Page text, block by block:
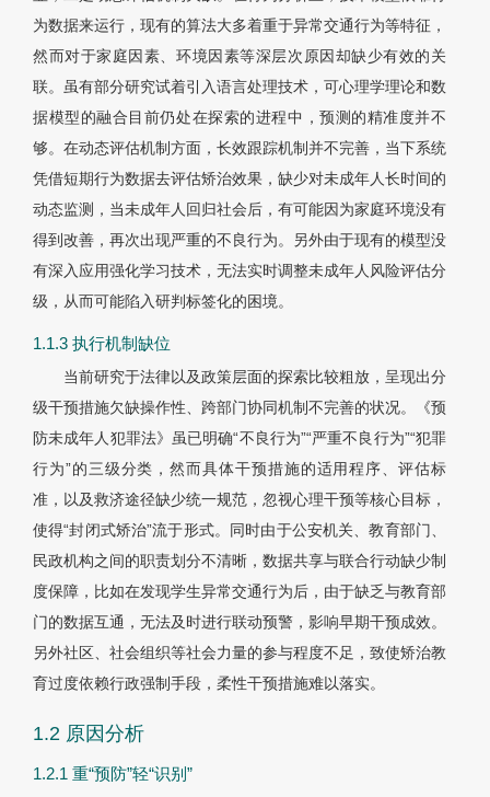
为数据来运行，现有的算法大多着重于异常交通行为等特征，
然而对于家庭因素、环境因素等深层次原因却缺少有效的关
联。虽有部分研究试着引入语言处理技术，可心理学理论和数
据模型的融合目前仍处在探索的进程中，预测的精准度并不
够。在动态评估机制方面，长效跟踪机制并不完善，当下系统
凭借短期行为数据去评估矫治效果，缺少对未成年人长时间的
动态监测，当未成年人回归社会后，有可能因为家庭环境没有
得到改善，再次出现严重的不良行为。另外由于现有的模型没
有深入应用强化学习技术，无法实时调整未成年人风险评估分
级，从而可能陷入研判标签化的困境。
1.1.3 执行机制缺位
当前研究于法律以及政策层面的探索比较粗放，呈现出分
级干预措施欠缺操作性、跨部门协同机制不完善的状况。《预
防未成年人犯罪法》虽已明确“不良行为”“严重不良行为”“犯罪
行为”的三级分类，然而具体干预措施的适用程序、评估标
准，以及救济途径缺少统一规范，忽视心理干预等核心目标，
使得“封闭式矫治”流于形式。同时由于公安机关、教育部门、
民政机构之间的职责划分不清晰，数据共享与联合行动缺少制
度保障，比如在发现学生异常交通行为后，由于缺乏与教育部
门的数据互通，无法及时进行联动预警，影响早期干预成效。
另外社区、社会组织等社会力量的参与程度不足，致使矫治教
育过度依赖行政强制手段，柔性干预措施难以落实。
1.2 原因分析
1.2.1 重“预防”轻“识别”